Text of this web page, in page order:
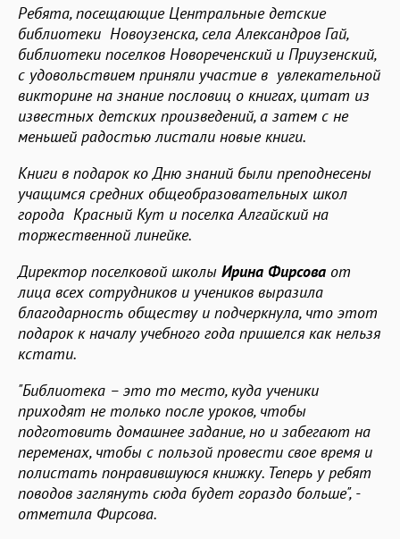
Ребята, посещающие Центральные детские
библиотеки Новоузенска, села Александров Гай,
библиотеки поселков Новореченский и Приузенский,
с удовольствием приняли участие в увлекательной
викторине на знание пословиц о книгах, цитат из
известных детских произведений, а затем с не
меньшей радостью листали новые книги.
Книги в подарок ко Дню знаний были преподнесены
учащимся средних общеобразовательных школ
города Красный Кут и поселка Алгайский на
торжественной линейке.
Директор поселковой школы Ирина Фирсова от
лица всех сотрудников и учеников выразила
благодарность обществу и подчеркнула, что этот
подарок к началу учебного года пришелся как нельзя
кстати.
"Библиотека – это то место, куда ученики
приходят не только после уроков, чтобы
подготовить домашнее задание, но и забегают на
переменах, чтобы с пользой провести свое время и
полистать понравившуюся книжку. Теперь у ребят
поводов заглянуть сюда будет гораздо больше", -
отметила Фирсова.